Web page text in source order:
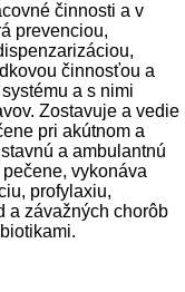
činnosti a v
prevenciou,
činnosťou a
a s nimi
Zostavuje a vedie
pri akútnom a
a ambulantnú
vykonáva
profylaxiu,
a závažných chorôb